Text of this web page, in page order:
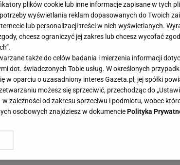
plików cookie lub inne informacje zapisane w tych
wyświetlania reklam dopasowanych do Twoich
lub personalizacji treści w nich wyświetlanych.
chcesz ograniczyć jej zakres lub chcesz wycofać
także do celów badania i mierzenia informacji
dot. świadczonych Tobie usług. W określonych
w oparciu o uzasadniony interes Gazeta.pl, jej spółki
możesz się sprzeciwić, przechodząc do
zależności od zakresu sprzeciwu i podmiotu, wobec
osobowych znajdziesz w dokumenciePolityka
na zainstalowanie i przechowywanie plików cookie